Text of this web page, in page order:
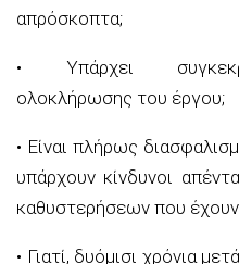
απρόσκοπτα;
• Υπάρχει
ολοκλήρωσης του έργου;
• Είναι πλήρως
υπάρχουν κίνδυνοι
καθυστερήσεων που
• Γιατί, δυόμισι χρόνια